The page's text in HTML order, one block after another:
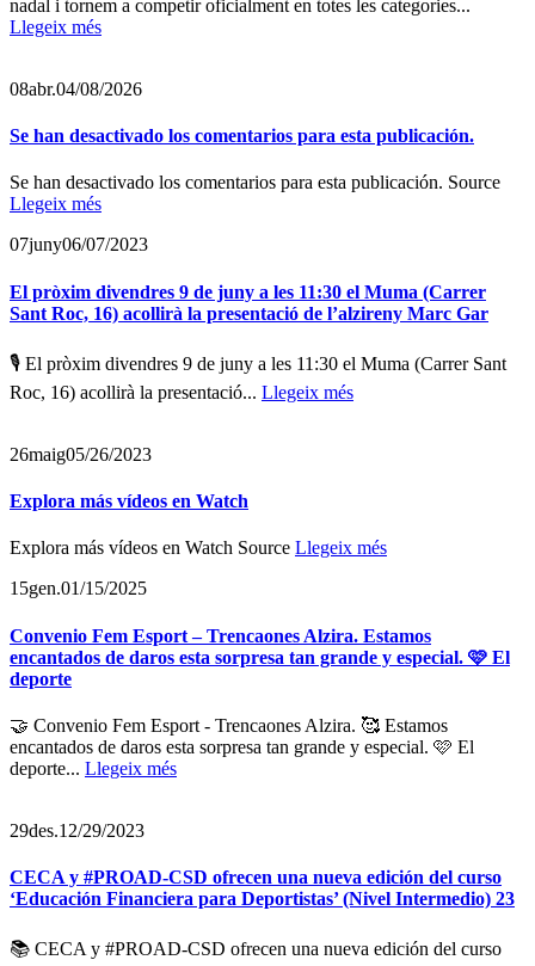
nadal i tornem a competir oficialment en totes les categories...
Llegeix més
08abr.04/08/2026
Se han desactivado los comentarios para esta publicación.
Se han desactivado los comentarios para esta publicación. Source
Llegeix més
07juny06/07/2023
El pròxim divendres 9 de juny a les 11:30 el Muma (Carrer
Sant Roc, 16) acollirà la presentació de l’alzireny Marc Gar
🎙️ El pròxim divendres 9 de juny a les 11:30 el Muma (Carrer Sant
Roc, 16) acollirà la presentació... Llegeix més
26maig05/26/2023
Explora más vídeos en Watch
Explora más vídeos en Watch Source Llegeix més
15gen.01/15/2025
Convenio Fem Esport – Trencaones Alzira. Estamos
encantados de daros esta sorpresa tan grande y especial. 🩷 El
deporte
🤝 Convenio Fem Esport - Trencaones Alzira. 🥰 Estamos
encantados de daros esta sorpresa tan grande y especial. 🩷 El
deporte... Llegeix més
29des.12/29/2023
CECA y #PROAD-CSD ofrecen una nueva edición del curso
‘Educación Financiera para Deportistas’ (Nivel Intermedio) 23
📚 CECA y #PROAD-CSD ofrecen una nueva edición del curso